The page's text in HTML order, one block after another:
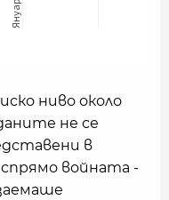
ниво около
не се
в
войната -